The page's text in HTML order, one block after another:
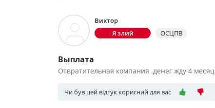
Виктор
Я злий
ОСЦПВ
Выплата
Отвратительная компания .денег жду 4 месяц
Чи був цей відгук корисний для вас